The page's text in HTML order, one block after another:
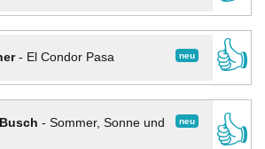
neu
- El Condor Pasa
👍
neu
- Sommer, Sonne und
👍